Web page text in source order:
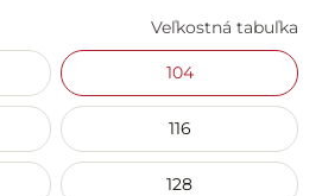
Veľkostná tabuľka
104
116
128